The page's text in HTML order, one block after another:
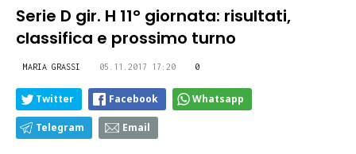
Serie D gir. H 11° giornata: risultati,
classifica e prossimo turno
MARIA GRASSI 05.11.2017 17:20 0
Twitter Facebook Whatsapp
Telegram Email